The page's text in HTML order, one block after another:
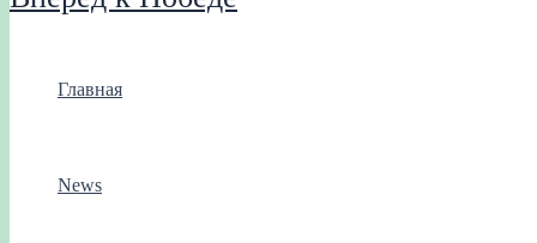
Главная
News